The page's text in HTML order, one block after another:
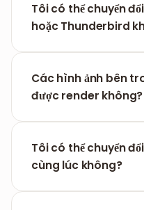
chuẩn, liệt kê rõ Người
và Tiêu đề email.
Tôi có thể chuyển
hoặc Thunderbird
Thunderbird hoặc
trợ tốt.
Các hình ảnh bên
được render không?
bên trong email để
đầu của thư.
Tôi có thể chuyển
cùng lúc không?